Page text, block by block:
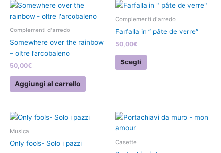
Complementi d'arredo
Somewhere over the rainbow
– oltre l’arcobaleno
50,00€
Aggiungi al carrello
Complementi d'arredo
Farfalla in ” pâte de verre”
50,00€
Scegli
Questo
prodotto
più
opzioni
nella
Musica
Only fools- Solo i pazzi Casette